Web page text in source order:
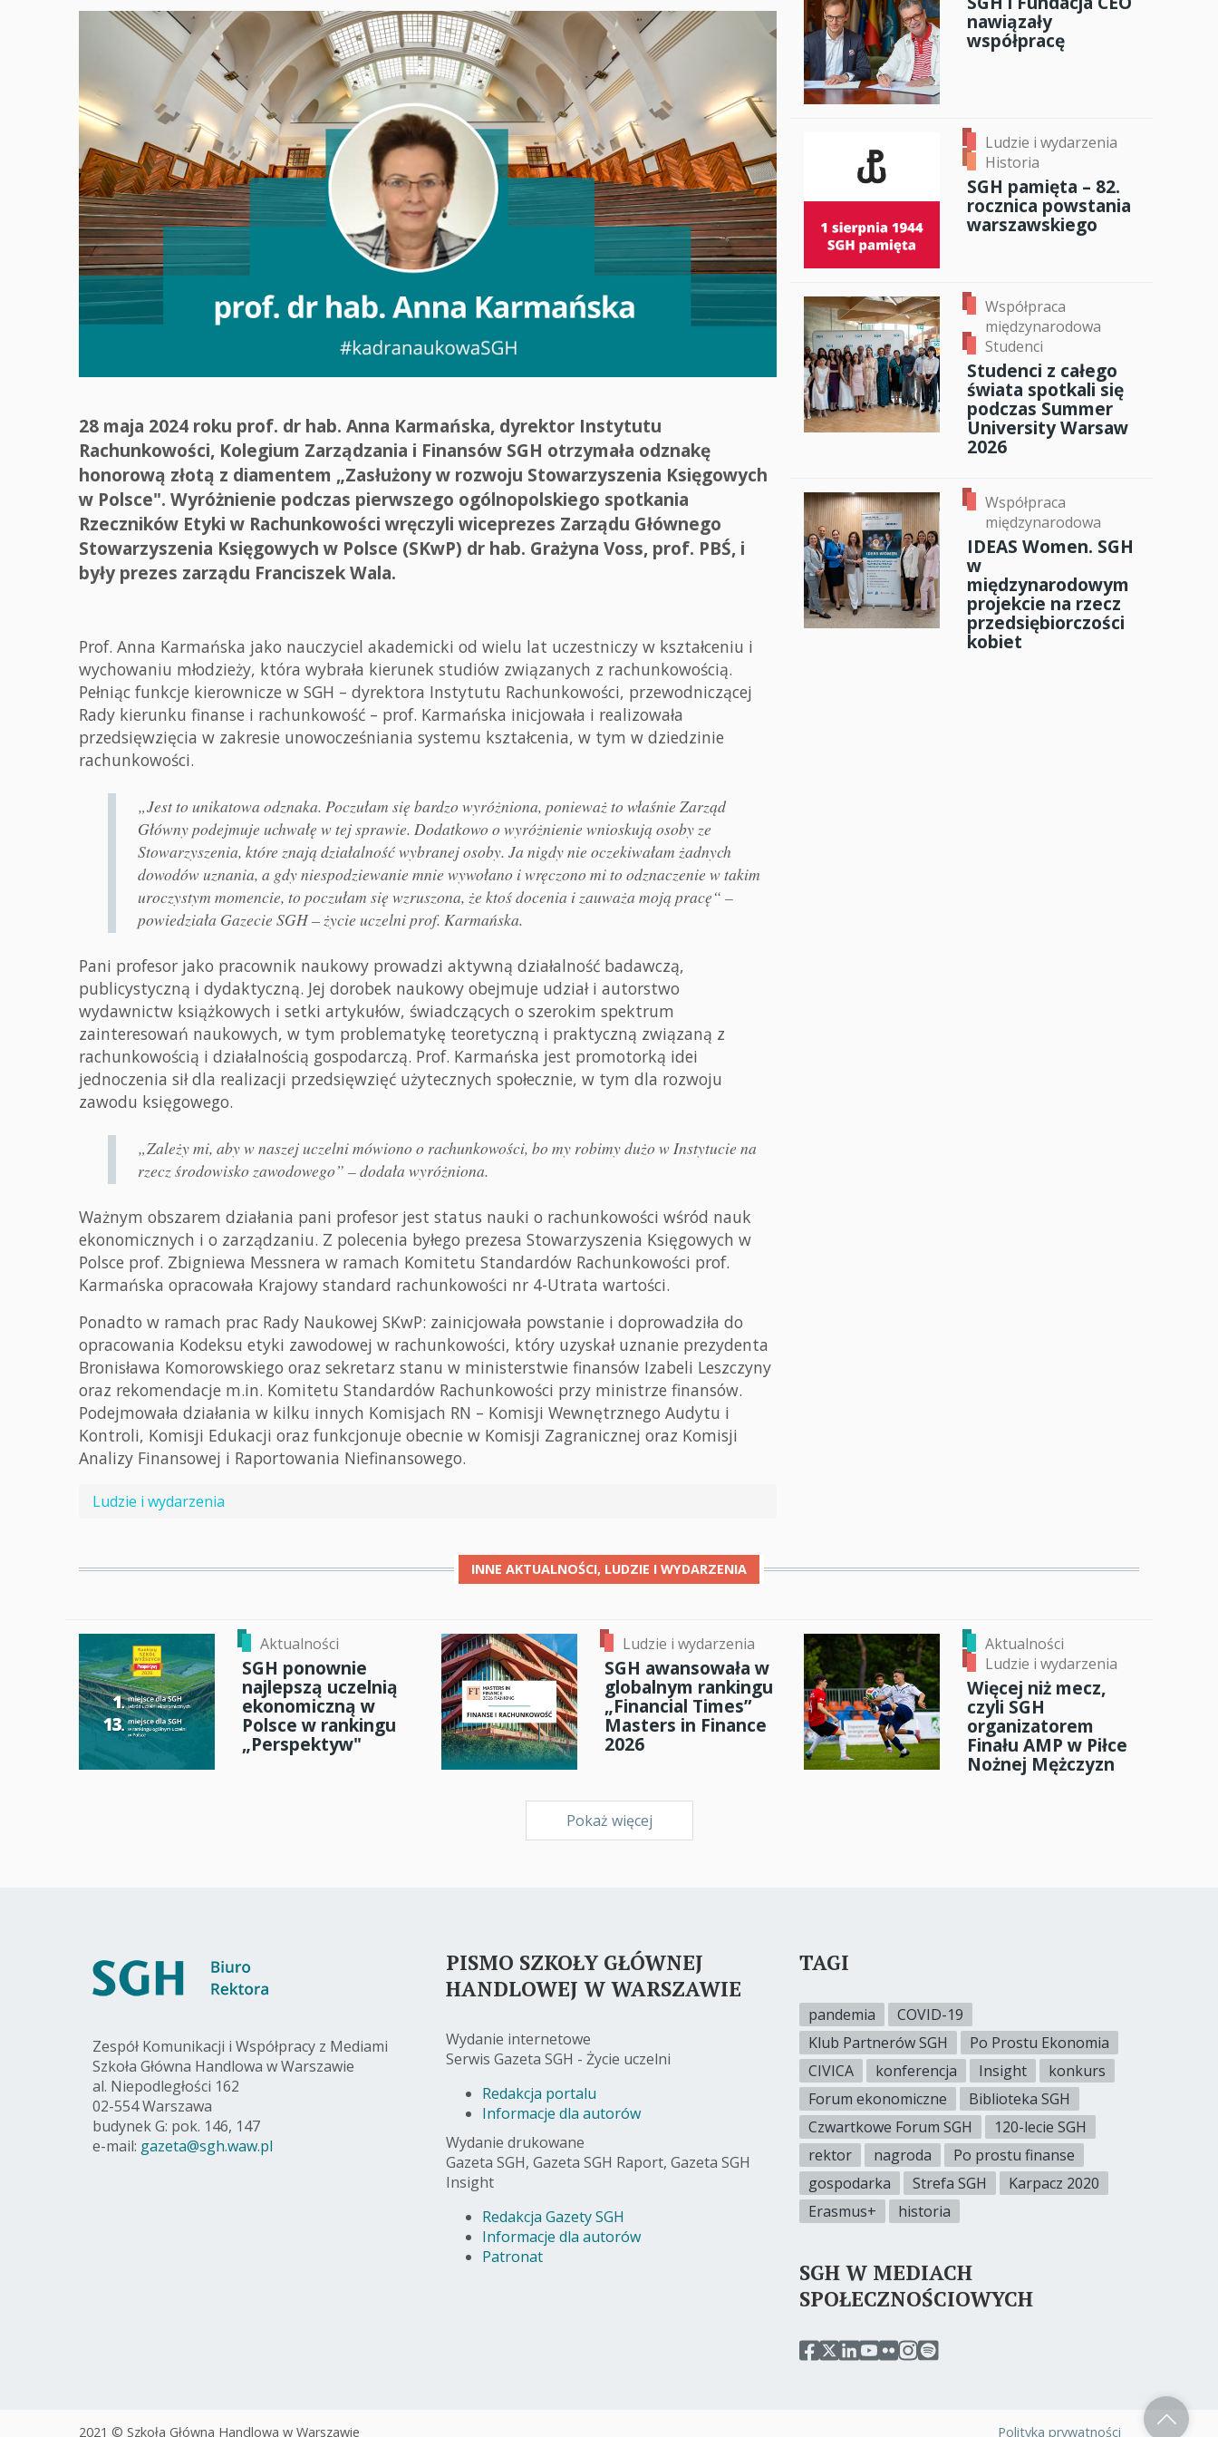
Studenci i doktoranci
Współpraca międzynarodowa
Współpraca z otoczeniem
Sport
Historia
Wspomnienia
28 maja 2024 roku prof. dr hab. Anna Karmańska, dyrektor Instytutu
Rachunkowości, Kolegium Zarządzania i Finansów SGH otrzymała odznakę
honorową złotą z diamentem „Zasłużony w rozwoju Stowarzyszenia Księgowych
w Polsce". Wyróżnienie podczas pierwszego ogólnopolskiego spotkania
Rzeczników Etyki w Rachunkowości wręczyli wiceprezes Zarządu Głównego
Stowarzyszenia Księgowych w Polsce (SKwP) dr hab. Grażyna Voss, prof. PBŚ, i
były prezes zarządu Franciszek Wala.
Prof. Anna Karmańska jako nauczyciel akademicki od wielu lat uczestniczy w kształceniu i
wychowaniu młodzieży, która wybrała kierunek studiów związanych z rachunkowością.
Pełniąc funkcje kierownicze w SGH – dyrektora Instytutu Rachunkowości, przewodniczącej
Rady kierunku finanse i rachunkowość – prof. Karmańska inicjowała i realizowała
przedsięwzięcia w zakresie unowocześniania systemu kształcenia, w tym w dziedzinie
rachunkowości.
„Jest to unikatowa odznaka. Poczułam się bardzo wyróżniona, ponieważ to właśnie Zarząd
Główny podejmuje uchwałę w tej sprawie. Dodatkowo o wyróżnienie wnioskują osoby ze
Stowarzyszenia, które znają działalność wybranej osoby. Ja nigdy nie oczekiwałam żadnych
dowodów uznania, a gdy niespodziewanie mnie wywołano i wręczono mi to odznaczenie w takim
uroczystym momencie, to poczułam się wzruszona, że ktoś docenia i zauważa moją pracę“ –
powiedziała Gazecie SGH – życie uczelni prof. Karmańska.
Pani profesor jako pracownik naukowy prowadzi aktywną działalność badawczą,
publicystyczną i dydaktyczną. Jej dorobek naukowy obejmuje udział i autorstwo
wydawnictw książkowych i setki artykułów, świadczących o szerokim spektrum
zainteresowań naukowych, w tym problematykę teoretyczną i praktyczną związaną z
rachunkowością i działalnością gospodarczą. Prof. Karmańska jest promotorką idei
jednoczenia sił dla realizacji przedsięwzięć użytecznych społecznie, w tym dla rozwoju
zawodu księgowego.
„Zależy mi, aby w naszej uczelni mówiono o rachunkowości, bo my robimy dużo w Instytucie na
rzecz środowisko zawodowego” – dodała wyróżniona.
Ważnym obszarem działania pani profesor jest status nauki o rachunkowości wśród nauk
ekonomicznych i o zarządzaniu. Z polecenia byłego prezesa Stowarzyszenia Księgowych w
Polsce prof. Zbigniewa Messnera w ramach Komitetu Standardów Rachunkowości prof.
Karmańska opracowała Krajowy standard rachunkowości nr 4-Utrata wartości.
Ponadto w ramach prac Rady Naukowej SKwP: zainicjowała powstanie i doprowadziła do
opracowania Kodeksu etyki zawodowej w rachunkowości, który uzyskał uznanie prezydenta
Bronisława Komorowskiego oraz sekretarz stanu w ministerstwie finansów Izabeli Leszczyny
oraz rekomendacje m.in. Komitetu Standardów Rachunkowości przy ministrze finansów.
Podejmowała działania w kilku innych Komisjach RN – Komisji Wewnętrznego Audytu i
Kontroli, Komisji Edukacji oraz funkcjonuje obecnie w Komisji Zagranicznej oraz Komisji
Analizy Finansowej i Raportowania Niefinansowego.
Ludzie i wydarzenia
nawiązały
współpracę
Ludzie i wydarzenia
Historia
SGH pamięta – 82.
rocznica powstania
warszawskiego
Współpraca
międzynarodowa
Studenci
Studenci z całego
świata spotkali się
podczas Summer
University Warsaw
2026
Współpraca
międzynarodowa
IDEAS Women. SGH
w
międzynarodowym
projekcie na rzecz
przedsiębiorczości
kobiet
INNE AKTUALNOŚCI, LUDZIE I WYDARZENIA
Aktualności
SGH ponownie
najlepszą uczelnią
ekonomiczną w
Polsce w rankingu
„Perspektyw"
Ludzie i wydarzenia
SGH awansowała w
globalnym rankingu
„Financial Times”
Masters in Finance
2026
Aktualności
Ludzie i wydarzenia
Więcej niż mecz,
czyli SGH
organizatorem
Finału AMP w Piłce
Nożnej Mężczyzn
Pokaż więcej
Zespół Komunikacji i Współpracy z Mediami
Szkoła Główna Handlowa w Warszawie
al. Niepodległości 162
02-554 Warszawa
budynek G: pok. 146, 147
e-mail: gazeta@sgh.waw.pl
PISMO SZKOŁY GŁÓWNEJ
HANDLOWEJ W WARSZAWIE
Wydanie internetowe
Serwis Gazeta SGH - Życie uczelni
Redakcja portalu
Informacje dla autorów
Wydanie drukowane
Gazeta SGH, Gazeta SGH Raport, Gazeta SGH
Insight
Redakcja Gazety SGH
Informacje dla autorów
Patronat
TAGI
pandemia
COVID-19
Klub Partnerów SGH
Po Prostu Ekonomia
CIVICA
konferencja Insight
konkurs
Forum ekonomiczne
Biblioteka SGH
Czwartkowe Forum SGH
120-lecie SGH
rektor
nagroda
Po prostu finanse
gospodarka
Strefa SGH
Karpacz 2020
Erasmus+
historia
SGH W MEDIACH
SPOŁECZNOŚCIOWYCH
przejdź
przejdź
przejdź
przejdź
przejdź
przejdźprzejdź
Polityka prywatności
2021 © Szkoła Główna Handlowa w Warszawie